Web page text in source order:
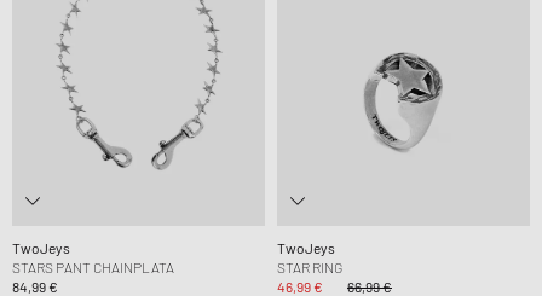
TwoJeys
STARS PANT CHAINPLATA
84,99 €
TwoJeys
STAR RING
46,99 €
66,99 €